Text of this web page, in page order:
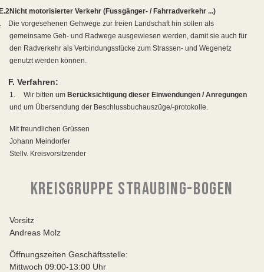
Nicht motorisierter Verkehr (Fussgänger- / Fahrradverkehr ...)
Die vorgesehenen Gehwege zur freien Landschaft hin sollen als
gemeinsame Geh- und Radwege ausgewiesen werden, damit sie auch für
den Radverkehr als Verbindungsstücke zum Strassen- und Wegenetz
genutzt werden können.
F. Verfahren:
1. Wir bitten um Berücksichtigung dieser Einwendungen / Anregungen
und um Übersendung der Beschlussbuchauszüge/-protokolle.
Mit freundlichen Grüssen
Johann Meindorfer
Stellv. Kreisvorsitzender
KREISGRUPPE STRAUBING-BOGEN
Vorsitz
Andreas Molz
Öffnungszeiten Geschäftsstelle:
Mittwoch 09:00-13:00 Uhr